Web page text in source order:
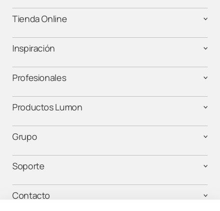
Tienda Online
Inspiración
Profesionales
Productos Lumon
Grupo
Soporte
Contacto